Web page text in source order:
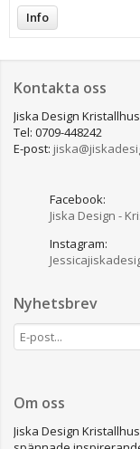
Info
Kontakta oss
Jiska Design
Tel: 0709-448242
E-post:
Facebook:
Jiska Design -
Instagram:
Nyhetsbrev
Om oss
Jiska Design